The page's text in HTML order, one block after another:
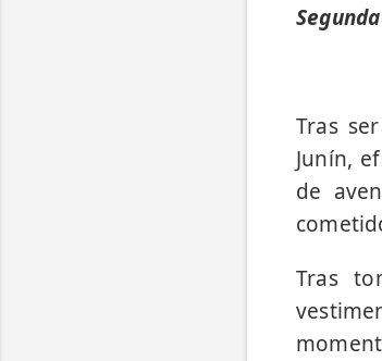
Segunda
Tras
Junín,
de
Tras